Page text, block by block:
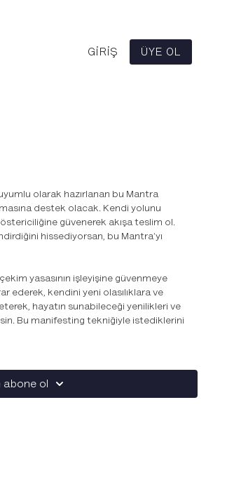
GIRIŞ ÜYE OL
olarak hazırlanan bu Mantra
destek olacak. Kendi yolunu
güvenerek akışa teslim ol.
hissediyorsan, bu Mantra'yı
yasasının işleyişine güvenmeye
ederek, kendini yeni olasılıklara ve
hayatın sunabileceği yenilikleri ve
Bu manifesting tekniğiyle istediklerini
olan "
alan yaratmanı destekleyecek. Hayatına
abone ol